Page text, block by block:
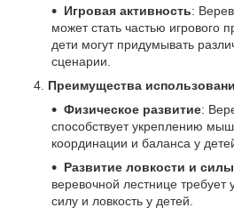
Игровая активность:
может стать частью игрового
дети могут придумывать
сценарии.
Преимущества
Физическое развитие:
способствует укреплению
координации и баланса у
Развитие ловкости и силы
веревочной лестнице требует
силу и ловкость у детей.